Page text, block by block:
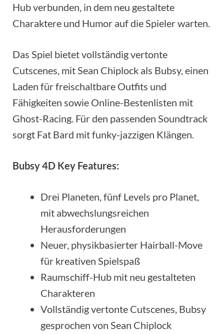
Hub verbunden, in dem neu gestaltete
Charaktere und Humor auf die Spieler warten.
Das Spiel bietet vollständig vertonte
Cutscenes, mit Sean Chiplock als Bubsy, einen
Laden für freischaltbare Outfits und
Fähigkeiten sowie Online-Bestenlisten mit
Ghost-Racing. Für den passenden Soundtrack
sorgt Fat Bard mit funky-jazzigen Klängen.
Bubsy 4D Key Features:
Drei Planeten, fünf Levels pro Planet,
mit abwechslungsreichen
Herausforderungen
Neuer, physikbasierter Hairball-Move
für kreativen Spielspaß
Raumschiff-Hub mit neu gestalteten
Charakteren
Vollständig vertonte Cutscenes, Bubsy
gesprochen von Sean Chiplock